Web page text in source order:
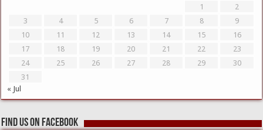
1
2
3
4 5 6 7 8
9
10
11 12 13 14 15
16
17
18 19 20 21 22
23
24
25 26 27 28 29
30
31
« Jul
Find us on Facebook